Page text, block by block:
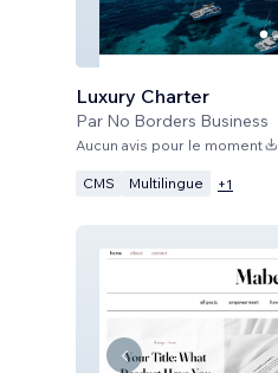
Luxury Charter
Par No Borders Business
Aucun avis pour le moment
CMS Multilingue +1